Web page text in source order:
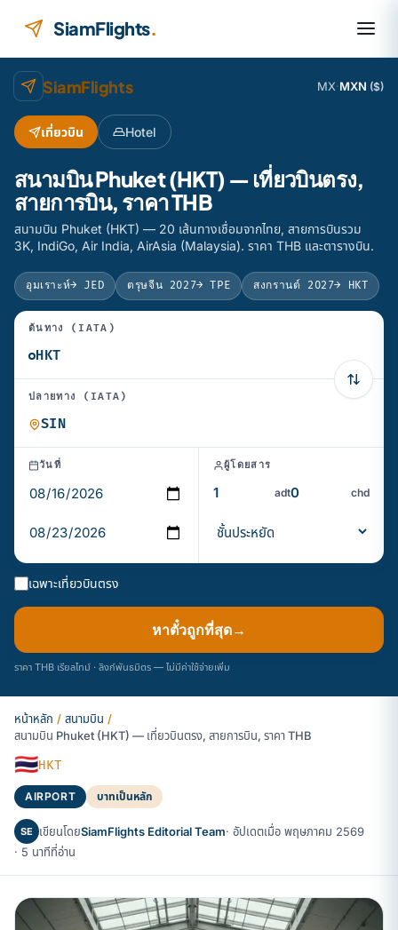
SiamFlights.
SiamFlights MX·MXN ($)
เที่ยวบิน Hotel
สนามบิน Phuket (HKT) — เที่ยวบินตรง,
สายการบิน, ราคา THB
สนามบิน Phuket (HKT) — 20 เส้นทางเชื่อมจากไทย, สายการบินรวม
3K, IndiGo, Air India, AirAsia (Malaysia). ราคา THB และตารางบิน.
อุมเราะห์→ JED ตรุษจีน 2027→ TPE สงกรานต์ 2027→ HKT
ต้นทาง (IATA)
ปลายทาง (IATA)
วันที่ ผู้โดยสาร
adt chd
เฉพาะเที่ยวบินตรง
หาตั๋วถูกที่สุด→
ราคา THB เรียลไทม์ · ลิงก์พันธมิตร — ไม่มีค่าใช้จ่ายเพิ่ม
หน้าหลัก / สนามบิน /
สนามบิน Phuket (HKT) — เที่ยวบินตรง, สายการบิน, ราคา THB
🇹🇭HKT
AIRPORT บาทเป็นหลัก
SE เขียนโดยSiamFlights Editorial Team· อัปเดตเมื่อ พฤษภาคม 2569
· 5 นาทีที่อ่าน